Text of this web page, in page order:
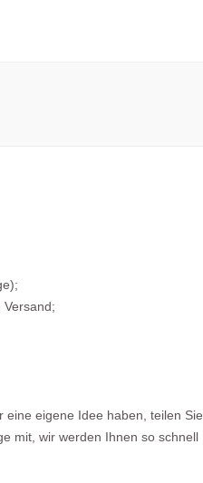
eine eigene Idee haben, teilen Sie
mit, wir werden Ihnen so schnell